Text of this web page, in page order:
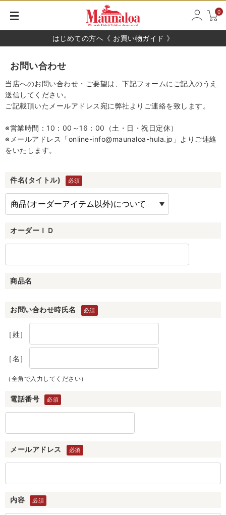
0
はじめての方へ《 お買い物ガイド 》
お問い合わせ
当店へのお問い合わせ・ご要望は、下記フォームにご記入のうえ
送信してください。
ご記載頂いたメールアドレス宛に弊社よりご連絡を致します。
※営業時間：10：00～16：00（土・日・祝日定休）
※メールアドレス「online-info@maunaloa-hula.jp」よりご連絡
をいたします。
件名(タイトル)
オーダーＩＤ
商品名
お問い合わせ時氏名
［姓］
［名］
（全角で入力してください）
電話番号
メールアドレス
内容